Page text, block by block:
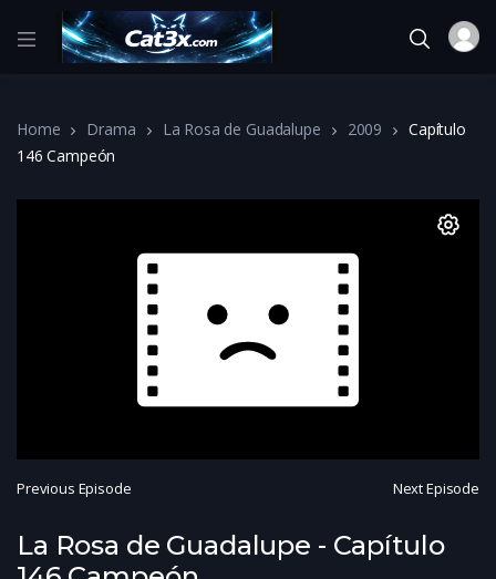
Home Drama La Rosa de Guadalupe 2009
Capítulo
146 Campeón
Previous Episode Next Episode
La Rosa de Guadalupe - Capítulo